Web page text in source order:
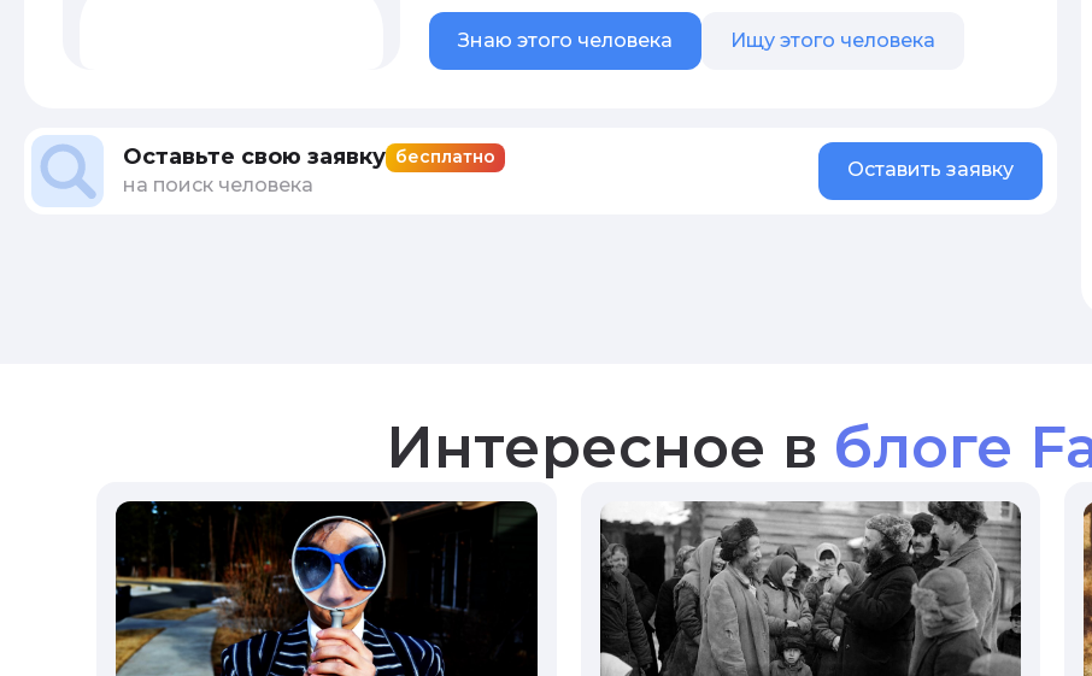
Знаю этого человека Ищу этого человека
Оставьте свою заявку бесплатно
на поиск человека
Оставить заявку
Интересное в блоге